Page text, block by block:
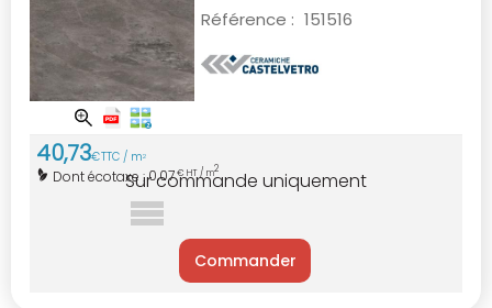
Référence : 151516
40,73€TTC / m2
Dont écotaxe :0,07€ HT / m2
Sur commande uniquement
Commander